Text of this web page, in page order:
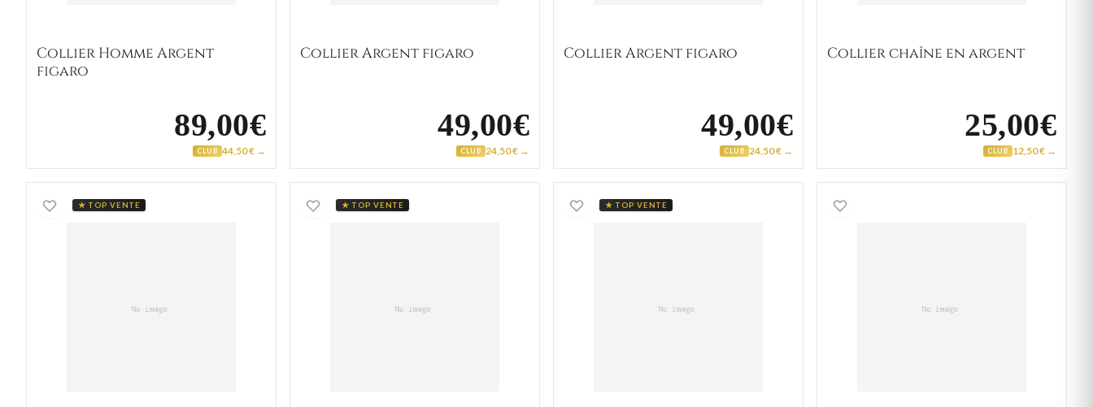
Collier Homme Argent
figaro
89,00€
CLUB 44,50 € →
Collier Argent figaro
49,00€
CLUB 24,50 € →
Collier Argent figaro
49,00€
CLUB 24,50 € →
Collier chaîne en argent
25,00€
CLUB 12,50 € →
★ TOP VENTE ★ TOP VENTE ★ TOP VENTE